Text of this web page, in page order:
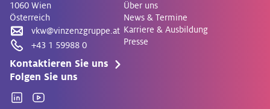
1060 Wien
Österreich
vkw@vinzenzgruppe.at
+43 1 59988 0
Kontaktieren Sie uns
Über uns
News & Termine
Karriere & Ausbildung
Presse
Folgen Sie uns
LinkedinYouTube